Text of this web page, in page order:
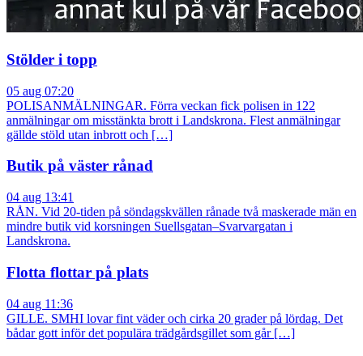
Stölder i topp
05 aug 07:20
POLISANMÄLNINGAR. Förra veckan fick polisen in 122
anmälningar om misstänkta brott i Landskrona. Flest anmälningar
gällde stöld utan inbrott och […]
Butik på väster rånad
04 aug 13:41
RÅN. Vid 20-tiden på söndagskvällen rånade två maskerade män en
mindre butik vid korsningen Suellsgatan–Svarvargatan i
Landskrona.
Flotta flottar på plats
04 aug 11:36
GILLE. SMHI lovar fint väder och cirka 20 grader på lördag. Det
bådar gott inför det populära trädgårdsgillet som går […]